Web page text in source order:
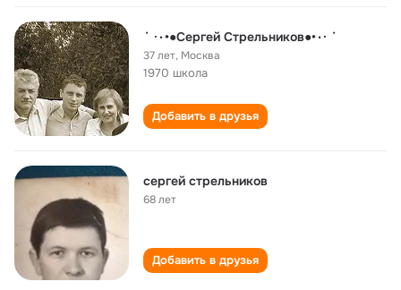
˙ ·٠•●Сергей Стрельников●•٠· ˙
37 лет, Москва
1970 школа
Добавить в друзья
сергей стрельников
68 лет
Добавить в друзья